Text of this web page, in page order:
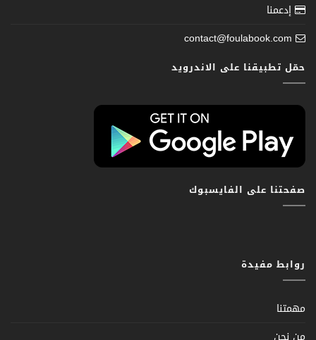
إدعمنا
contact@foulabook.com
حمّل تطبيقنا على الاندرويد
صفحتنا على الفايسبوك
روابط مفيدة
مهمتنا